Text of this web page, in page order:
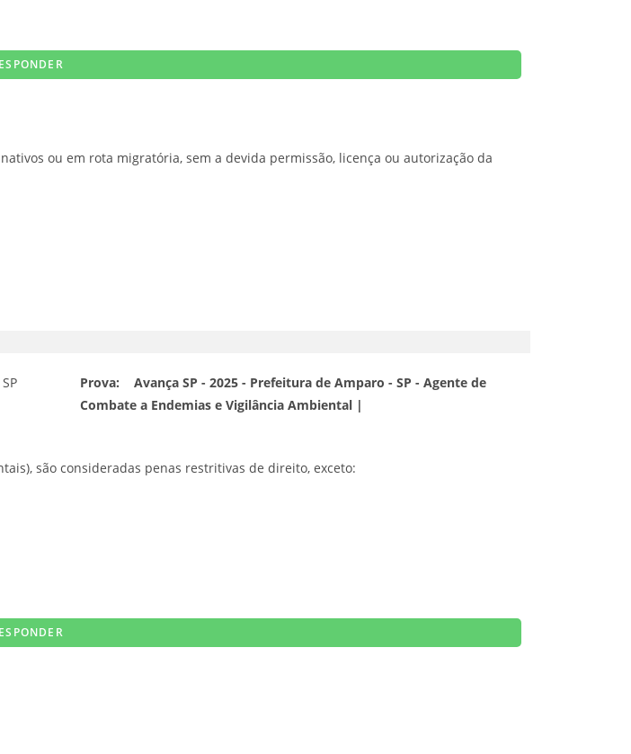
ou em rota migratória, sem a devida permissão, licença ou autorização da
Prova:
Avança SP - 2025 - Prefeitura de Amparo - SP - Agente de
Combate a Endemias e Vigilância Ambiental |
são consideradas penas restritivas de direito, exceto: